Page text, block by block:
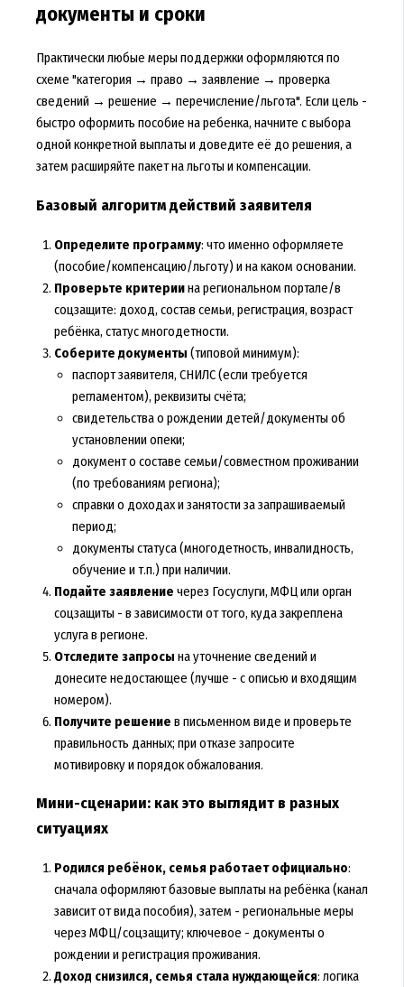
документы и сроки
Практически любые меры поддержки оформляются по
схеме "категория → право → заявление → проверка
сведений → решение → перечисление/льгота". Если цель -
быстро оформить пособие на ребенка, начните с выбора
одной конкретной выплаты и доведите её до решения, а
затем расширяйте пакет на льготы и компенсации.
Базовый алгоритм действий заявителя
Определите программу: что именно оформляете
(пособие/компенсацию/льготу) и на каком основании.
Проверьте критериина региональном портале/в
соцзащите: доход, состав семьи, регистрация, возраст
ребёнка, статус многодетности.
Соберите документы (типовой минимум):
паспорт заявителя, СНИЛС (если требуется
регламентом), реквизиты счёта;
свидетельства о рождении детей/документы об
установлении опеки;
документ о составе семьи/совместном проживании
(по требованиям региона);
справки о доходах и занятости за запрашиваемый
период;
документы статуса (многодетность, инвалидность,
обучение и т.п.) при наличии.
Подайте заявление через Госуслуги, МФЦ или орган
соцзащиты - в зависимости от того, куда закреплена
услуга в регионе.
Отследите запросы на уточнение сведений и
донесите недостающее (лучше - с описью и входящим
номером).
Получите решение в письменном виде и проверьте
правильность данных; при отказе запросите
мотивировку и порядок обжалования.
Мини-сценарии: как это выглядит в разных
ситуациях
Родился ребёнок, семья работает официально:
сначала оформляют базовые выплаты на ребёнка (канал
зависит от вида пособия), затем - региональные меры
через МФЦ/соцзащиту; ключевое - документы о
рождении и регистрация проживания.
Доход снизился, семья стала нуждающейся: логика